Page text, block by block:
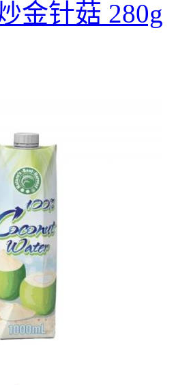
金针菇 280g